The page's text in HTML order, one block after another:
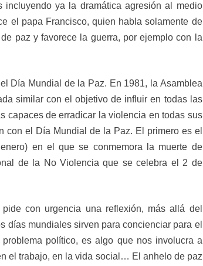
ya la dramática agresión al medio
el papa Francisco, quien habla solamente de
paz y favorece la guerra, por ejemplo con la
Día Mundial de la Paz. En 1981, la Asamblea
similar con el objetivo de influir en todas las
capaces de erradicar la violencia en todas sus
con el Día Mundial de la Paz. El primero es el
en el que se conmemora la muerte de
de la No Violencia que se celebra el 2 de
con urgencia una reflexión, más allá del
días mundiales sirven para concienciar para el
político, es algo que nos involucra a
el trabajo, en la vida social… El anhelo de paz